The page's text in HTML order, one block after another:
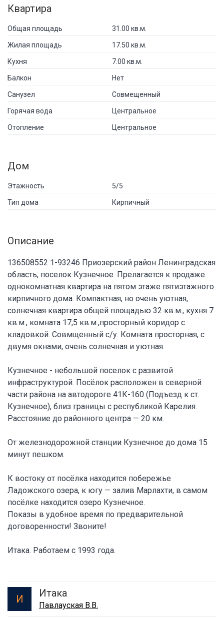
Квартира
Общая площадь 31.00 кв.м.
Жилая площадь 17.50 кв.м.
Кухня 7.00 кв.м.
Балкон Нет
Санузел Совмещенный
Горячая вода Центральное
Отопление Центральное
Дом
Этажность 5/5
Тип дома Кирпичный
Описание
136508552 1-93246 Приозерский район Ленинградская
область, поселок Кузнечное. Прелагается к продаже
однокомнатная квартира на пятом этаже пятиэтажного
кирпичного дома. Компактная, но очень уютная,
солнечная квартира общей площадью 32 кв.м., кухня 7
кв.м., комната 17,5 кв.м.,просторный коридор с
кладовкой. Совмщенный с/у. Комната просторная, с
двумя окнами, очень солнечная и уютная.
Кузнечное - небольшой поселок с развитой
инфраструктурой. Посёлок расположен в северной
части района на автодороге 41К-160 (Подъезд к ст.
Кузнечное), близ границы с республикой Карелия.
Расстояние до районного центра — 20 км.
От железнодорожной станции Кузнечное до дома 15
минут пешком.
К востоку от посёлка находится побережье
Ладожского озера, к югу — залив Марлахти, в самом
посёлке находится озеро Кузнечное.
Показы в удобное время по предварительной
договоренности! Звоните!
Итака. Работаем с 1993 года.
И Итака
Павлауская В.В.